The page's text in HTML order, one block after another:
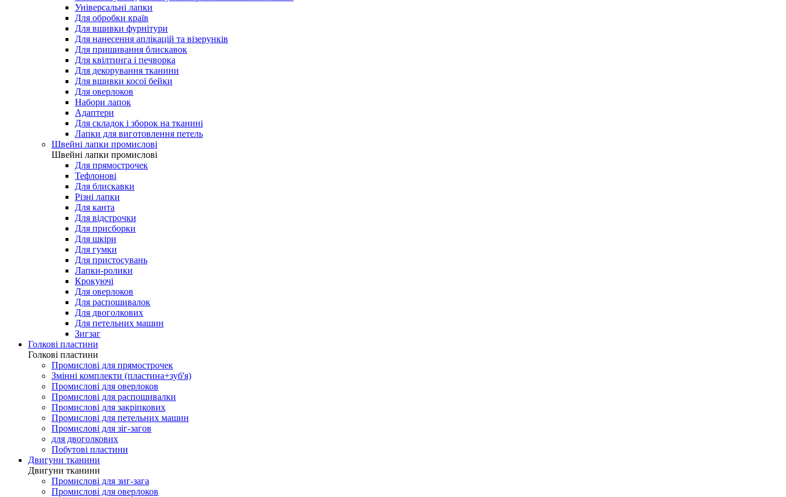
Лапки для побутових машин
Лапки для побутових машин
Обкантовувачі для побутових розпошивальних машин
Універсальні лапки
Для обробки країв
Для вшивки фурнітури
Для нанесення аплікацій та візерунків
Для пришивання блискавок
Для квілтинга і печворка
Для декорування тканини
Для вшивки косої бейки
Для оверлоков
Набори лапок
Адаптери
Для складок і зборок на тканині
Лапки для виготовлення петель
Швейні лапки промислові
Швейні лапки промислові
Для прямострочек
Тефлонові
Для блискавки
Різні лапки
Для канта
Для відстрочки
Для присборки
Для шкіри
Для гумки
Для пристосувань
Лапки-ролики
Крокуючі
Для оверлоков
Для распошивалок
Для двоголкових
Для петельних машин
Зигзаг
Голкові пластини
Голкові пластини
Промислові для прямострочек
Змінні комплекти (пластина+зуб'я)
Промислові для оверлоков
Промислові для распошивалки
Промислові для закріпкових
Промислові для петельних машин
Промислові для зіг-загов
для двоголкових
Побутові пластини
Двигуни тканини